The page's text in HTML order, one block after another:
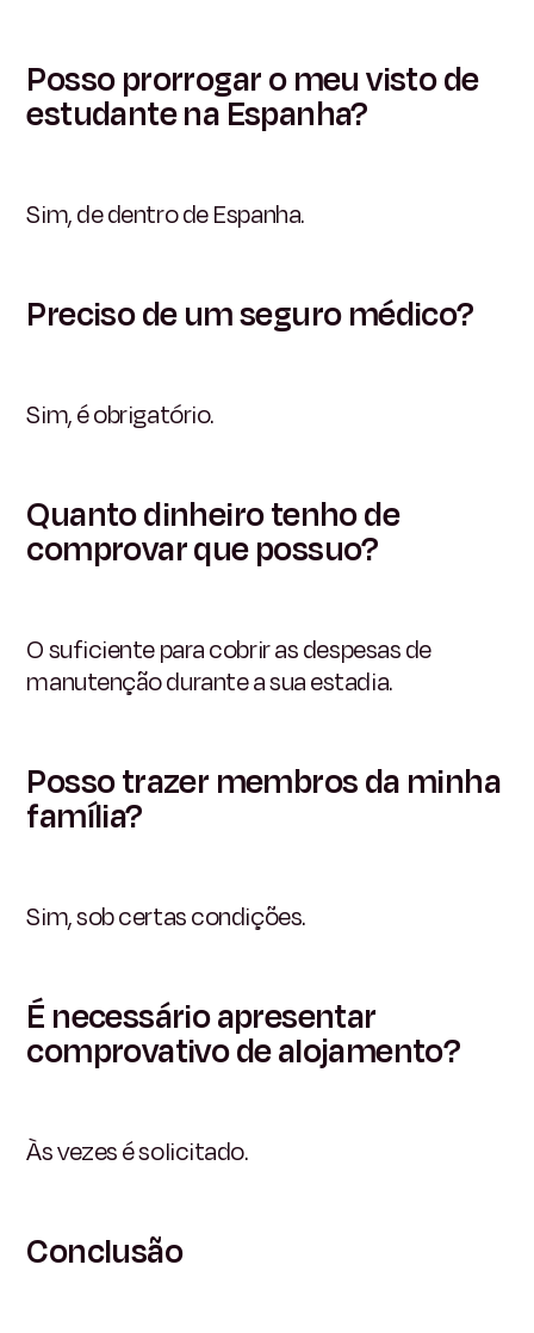
Posso prorrogar o meu visto de
estudante na Espanha?
Sim, de dentro de Espanha.
Preciso de um seguro médico?
Sim, é obrigatório.
Quanto dinheiro tenho de
comprovar que possuo?
O suficiente para cobrir as despesas de
manutenção durante a sua estadia.
Posso trazer membros da minha
família?
Sim, sob certas condições.
É necessário apresentar
comprovativo de alojamento?
Às vezes é solicitado.
Conclusão